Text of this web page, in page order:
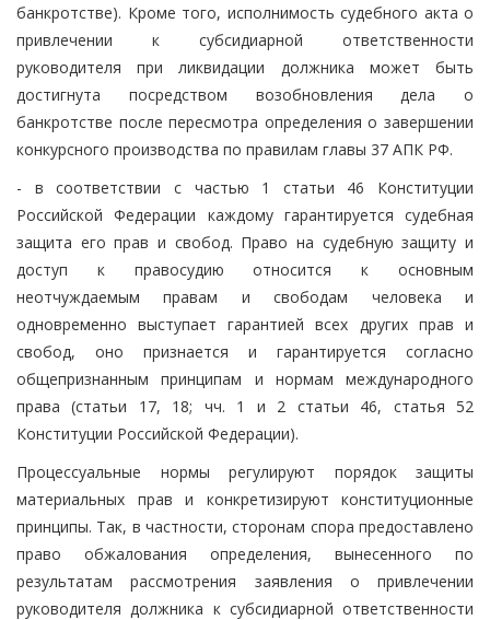
банкротстве). Кроме того, исполнимость судебного акта о
привлечении к субсидиарной ответственности
руководителя при ликвидации должника может быть
достигнута посредством возобновления дела о
банкротстве после пересмотра определения о завершении
конкурсного производства по правилам главы 37 АПК РФ.
- в соответствии с частью 1 статьи 46 Конституции
Российской Федерации каждому гарантируется судебная
защита его прав и свобод. Право на судебную защиту и
доступ к правосудию относится к основным
неотчуждаемым правам и свободам человека и
одновременно выступает гарантией всех других прав и
свобод, оно признается и гарантируется согласно
общепризнанным принципам и нормам международного
права (статьи 17, 18; чч. 1 и 2 статьи 46, статья 52
Конституции Российской Федерации).
Процессуальные нормы регулируют порядок защиты
материальных прав и конкретизируют конституционные
принципы. Так, в частности, сторонам спора предоставлено
право обжалования определения, вынесенного по
результатам рассмотрения заявления о привлечении
руководителя должника к субсидиарной ответственности